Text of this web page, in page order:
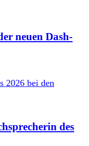
neuen Dash-
des